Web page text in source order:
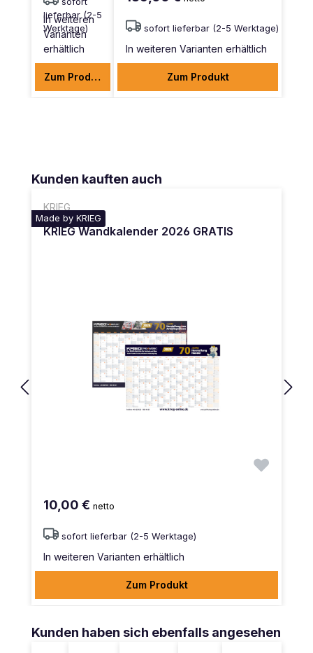
lieferbar (2-5
Werktage)
In weiteren
Varianten
erhältlich
Zum Produkt
sofort lieferbar (2-5 Werktage)
In weiteren Varianten erhältlich
Zum Produkt
Produktgalerie überspringen
Kunden kauften auch
KRIEG
Made by KRIEG
KRIEG Wandkalender 2026 GRATIS
10,00 € netto
sofort lieferbar (2-5 Werktage)
In weiteren Varianten erhältlich
Zum Produkt
Produktgalerie überspringen
Kunden haben sich ebenfalls angesehen